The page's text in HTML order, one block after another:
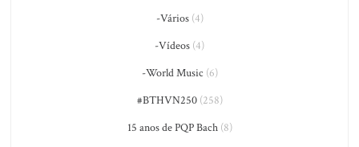
-Vários(4)
-Vídeos (4)
-World Music (6)
#BTHVN250(258)
15 anos de PQP Bach(8)